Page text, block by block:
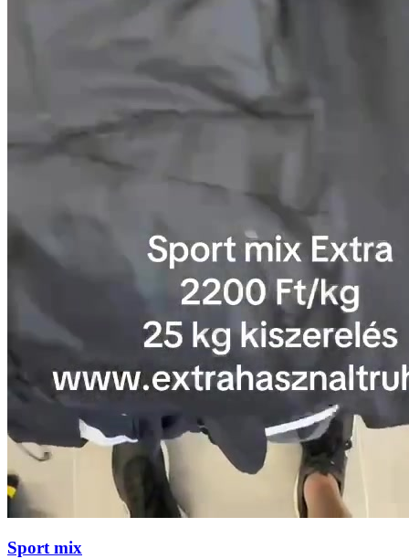
Sport mix